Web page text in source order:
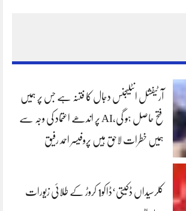
آرٹیفشل انٹلیجنس دجال کا فتنہ ہے جس پر ہمیں
فتح حاصل ہو گی،AI پر اندھے اعتماد کی وجہ سے
ہمیں خطرات لاحق ہیں پروفیسر احمد رفیق
کلرسیداں ڈکیتی‘ڈاکو1 کروڑ کے طلائی زیورات